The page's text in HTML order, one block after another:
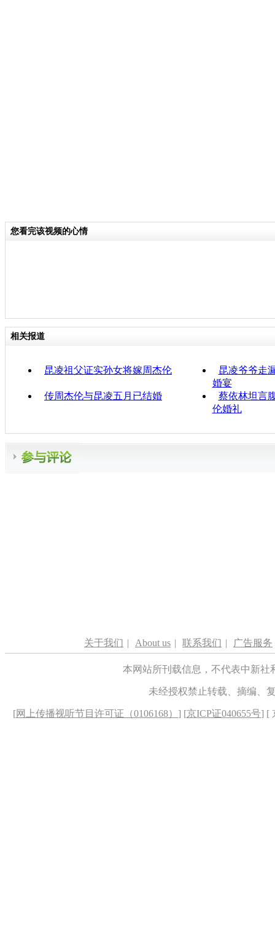
您看完该视频的心情
相关报道
昆凌祖父证实孙女将嫁周杰伦
昆凌爷爷走
婚宴
传周杰伦与昆凌五月已结婚
蔡依林坦言
伦婚礼
关于我们 | About us | 联系我们 | 广告服务
本网站所刊载信息，不代表中新
未经授权禁止转载、摘编、
[网上传播视听节目许可证（0106168） ] [京ICP证040655号] [